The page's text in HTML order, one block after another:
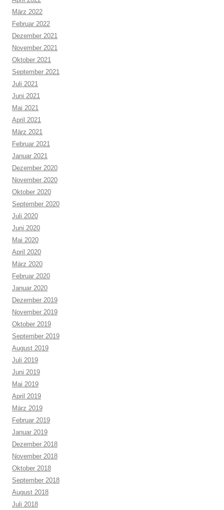
März 2022
Februar 2022
Dezember 2021
November 2021
Oktober 2021
September 2021
Juli 2021
Juni 2021
Mai 2021
April 2021
März 2021
Februar 2021
Januar 2021
Dezember 2020
November 2020
Oktober 2020
September 2020
Juli 2020
Juni 2020
Mai 2020
April 2020
März 2020
Februar 2020
Januar 2020
Dezember 2019
November 2019
Oktober 2019
September 2019
August 2019
Juli 2019
Juni 2019
Mai 2019
April 2019
März 2019
Februar 2019
Januar 2019
Dezember 2018
November 2018
Oktober 2018
September 2018
August 2018
Juli 2018